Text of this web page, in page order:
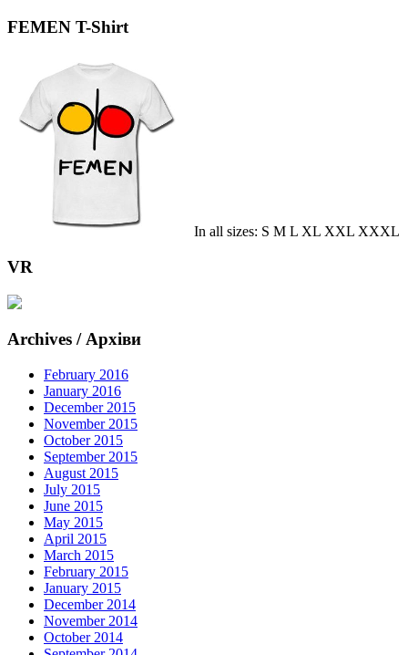
FEMEN T-Shirt
In all sizes: S M L XL XXL XXXL
VR
Archives / Архіви
February 2016
January 2016
December 2015
November 2015
October 2015
September 2015
August 2015
July 2015
June 2015
May 2015
April 2015
March 2015
February 2015
January 2015
December 2014
November 2014
October 2014